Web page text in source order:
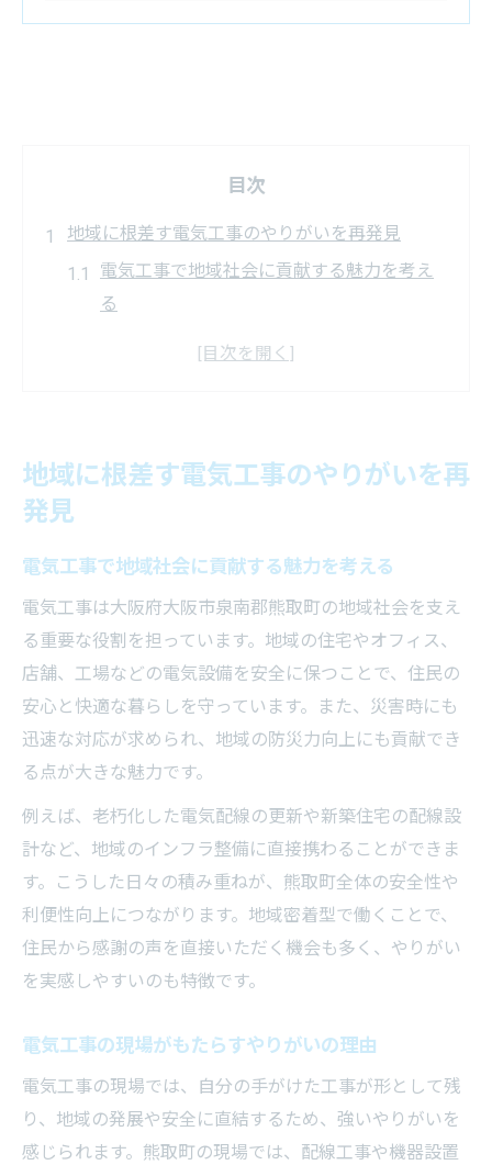
目次
地域に根差す電気工事のやりがいを再発見
電気工事で地域社会に貢献する魅力を考え
る
電気工事の現場がもたらすやりがいの理由
キャリアアップを実現する資格取得の道しるべ
由
電気工事士を目指す人が知るべき試験対策
資格取得支援で電気工事の未来を切り拓く
電気工事の現場経験が資格取得に生きる
電気工事士資格が地域貢献に直結する仕組
み
熊取町の防災を支える電気工事の魅力とは
防災に貢献する電気工事の重要な役割
災害時に備える電気工事技術とは何か
地域防災に求められる電気工事の実力
電気工事と防災訓練の現場連携を探る
電気工事で地域の安心を守る工夫
未経験でも始めやすい電気工事の仕事環境
電気工事の基礎知識を身につける方法とは
電気工事の現場で活きる未経験者の強み
研修制度で電気工事スキルを着実に習得
地域に根差す電気工事のやりがいを再
発見
電気工事で地域社会に貢献する魅力を考える
電気工事は大阪府大阪市泉南郡熊取町の地域社会を支え
る重要な役割を担っています。地域の住宅やオフィス、
店舗、工場などの電気設備を安全に保つことで、住民の
安心と快適な暮らしを守っています。また、災害時にも
迅速な対応が求められ、地域の防災力向上にも貢献でき
る点が大きな魅力です。
例えば、老朽化した電気配線の更新や新築住宅の配線設
計など、地域のインフラ整備に直接携わることができま
す。こうした日々の積み重ねが、熊取町全体の安全性や
利便性向上につながります。地域密着型で働くことで、
住民から感謝の声を直接いただく機会も多く、やりがい
を実感しやすいのも特徴です。
電気工事の現場がもたらすやりがいの理由
電気工事の現場では、自分の手がけた工事が形として残
り、地域の発展や安全に直結するため、強いやりがいを
感じられます。熊取町の現場では、配線工事や機器設置